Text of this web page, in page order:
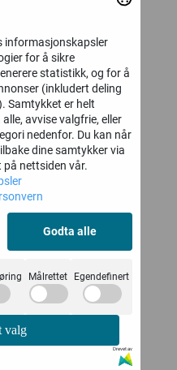
Necromunda:
Core Gang
Tactics Cards
Games Workshop
160,-
Kjøp
informasjonskapsler
for å sikre
statistikk, og for å
(inkludert deling
Samtykket er helt
avvise valgfrie, eller
nedenfor. Du kan når
dine samtykker via
på nettsiden vår.
Godta alle
Målrettet Egendefinert
valg
Drevet av